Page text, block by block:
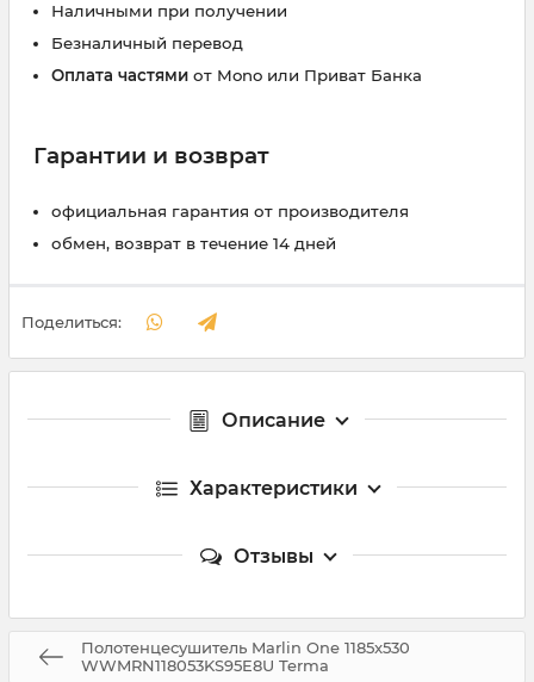
Наличными при получении
Безналичный перевод
Оплата частями от Mono или Приват Банка
Гарантии и возврат
официальная гарантия от производителя
обмен, возврат в течение 14 дней
Поделиться:
Описание
Характеристики
Отзывы
Полотенцесушитель Marlin One 1185x530
WWMRN118053KS95E8U Terma